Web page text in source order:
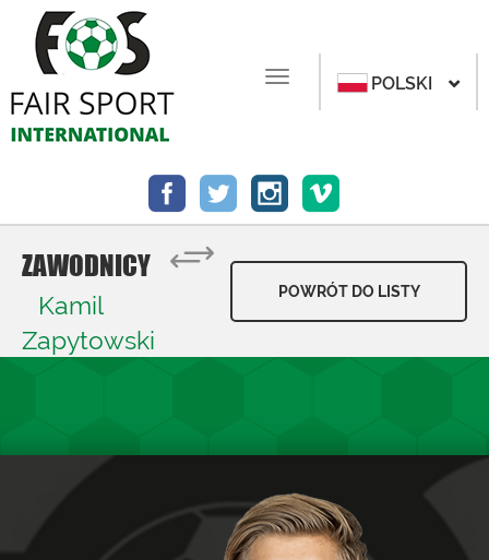
POLSKI
ZAWODNICY
Kamil
Zapytowski
POWRÓT DO LISTY